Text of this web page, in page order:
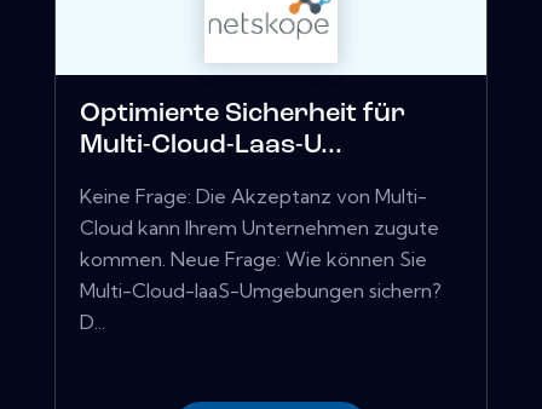
Optimierte Sicherheit für
Multi-Cloud-Laas-U...
Keine Frage: Die Akzeptanz von Multi-
Cloud kann Ihrem Unternehmen zugute
kommen. Neue Frage: Wie können Sie
Multi-Cloud-IaaS-Umgebungen sichern?
D...